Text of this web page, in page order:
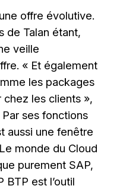
offre évolutive.
de Talan étant,
veille
« Et également
les packages
chez les clients »,
ses fonctions
aussi une fenêtre
monde du Cloud
purement SAP,
est l’outil